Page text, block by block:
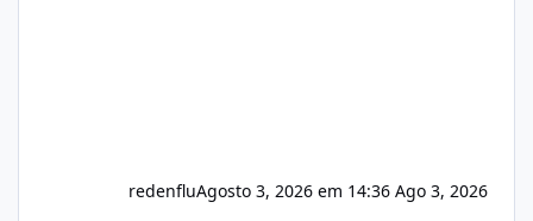
redenfluAgosto 3, 2026 em 14:36 Ago 3, 2026